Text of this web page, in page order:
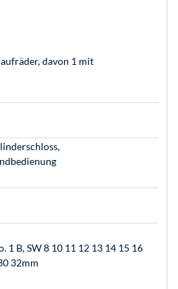
davon 1 mit
1 B, SW 8 10 11 12 13 14 15 16
32mm